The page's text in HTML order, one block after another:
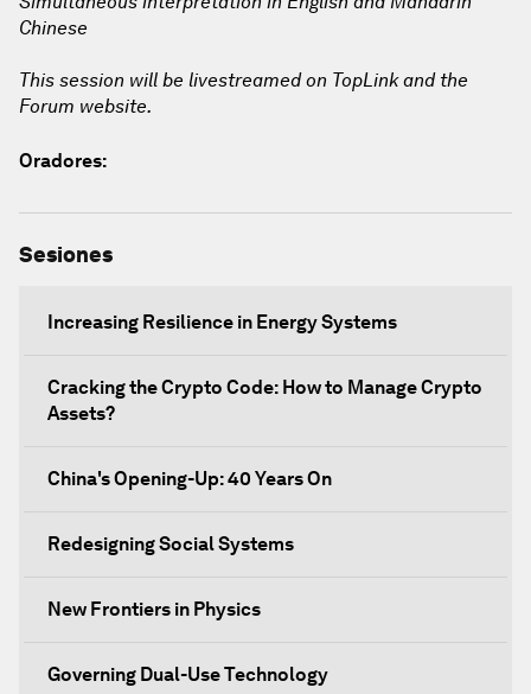
Chinese
This session will be livestreamed on TopLink and the
Forum website.
Oradores:
Sesiones
Increasing Resilience in Energy Systems
Cracking the Crypto Code: How to Manage Crypto
Assets?
China's Opening-Up: 40 Years On
Redesigning Social Systems
New Frontiers in Physics
Governing Dual-Use Technology